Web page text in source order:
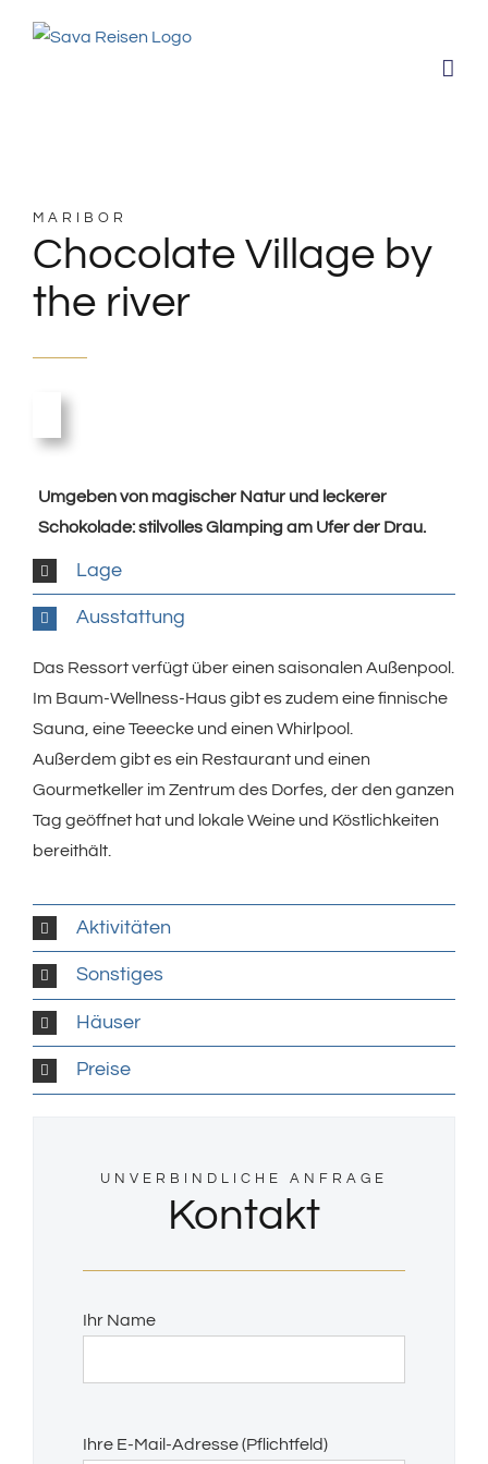
Inhalt
MARIBOR
Chocolate Village by
the river
Umgeben von magischer Natur und leckerer
Schokolade: stilvolles Glamping am Ufer der Drau.
Lage
Ausstattung
Das Ressort verfügt über einen saisonalen Außenpool.
Im Baum-Wellness-Haus gibt es zudem eine finnische
Sauna, eine Teeecke und einen Whirlpool.
Außerdem gibt es ein Restaurant und einen
Gourmetkeller im Zentrum des Dorfes, der den ganzen
Tag geöffnet hat und lokale Weine und Köstlichkeiten
bereithält.
Aktivitäten
Sonstiges
Häuser
Preise
UNVERBINDLICHE ANFRAGE
Kontakt
Ihr Name
lasse
Ihre E-Mail-Adresse (Pflichtfeld)